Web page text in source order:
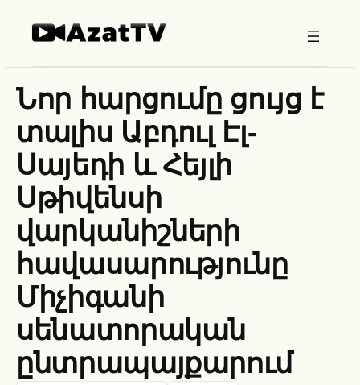
Նոր հարցումը ցույց է
տալիս Աբդուլ Էլ-
Սայեդի և Հեյլի
Սթիվենսի
վարկանիշների
հավասարությունը
Միչիգանի
սենատորական
ընտրապայքարում